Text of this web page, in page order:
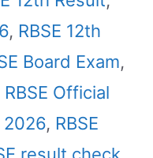
, RBSE 12th
Board Exam,
RBSE Official
2026, RBSE
result check